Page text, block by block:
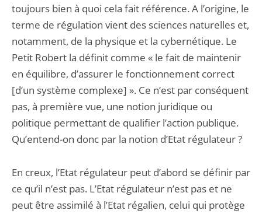
toujours bien à quoi cela fait référence. A l’origine, le
terme de régulation vient des sciences naturelles et,
notamment, de la physique et la cybernétique. Le
Petit Robert la définit comme « le fait de maintenir
en équilibre, d’assurer le fonctionnement correct
[d’un système complexe] ». Ce n’est par conséquent
pas, à première vue, une notion juridique ou
politique permettant de qualifier l’action publique.
Qu’entend-on donc par la notion d’Etat régulateur ?
En creux, l’Etat régulateur peut d’abord se définir par
ce qu’il n’est pas. L’Etat régulateur n’est pas et ne
peut être assimilé à l’Etat régalien, celui qui protège